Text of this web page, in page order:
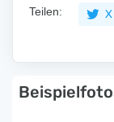
Teilen: X